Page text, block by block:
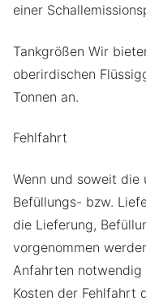
einer
Tankgrößen Wir
oberirdischen
Tonnen an.
Fehlfahrt
Wenn und soweit
Befüllungs- bzw.
die Lieferung,
vorgenommen
Anfahrten
Kosten der Fehlfahrt